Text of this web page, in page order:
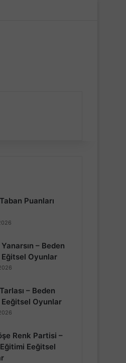
Puanları
– Beden
Oyunlar
– Beden
Oyunlar
Renk Partisi –
Eeğitsel